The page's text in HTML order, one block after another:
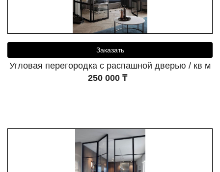
Угловая перегородка с распашной дверью / кв м
250 000 ₸
Заказать